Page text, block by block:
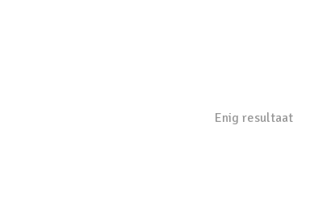
Enig resultaat